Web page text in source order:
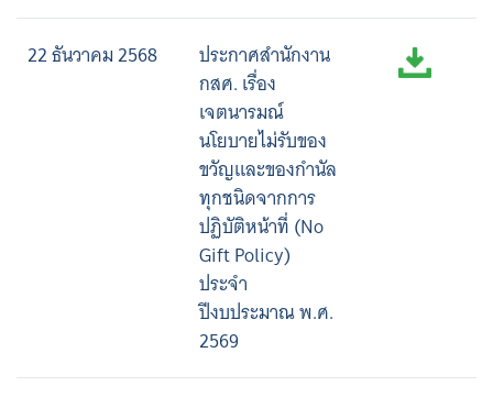
22 ธันวาคม 2568
ประกาศสำนักงาน
กสศ. เรื่อง
เจตนารมณ์
นโยบายไม่รับของ
ขวัญและของกำนัล
ทุกชนิดจากการ
ปฏิบัติหน้าที่ (No
Gift Policy)
ประจำ
ปีงบประมาณ พ.ศ.
2569